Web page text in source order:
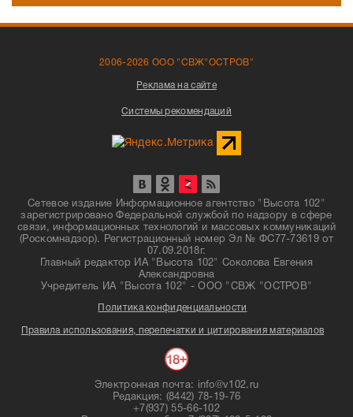
2006-2026 ООО "СВЖ"ОСТРОВ"
Реклама на сайте
Системы рекомендаций
Сетевое издание Информационное агентство "Высота 102"
зарегистрировано Федеральной службой по надзору в сфере
связи, информационных технологий и массовых коммуникаций
(Роскомнадзор). Регистрационный номер Эл № ФС77-73619 от
07.09.2018г.
Главный редактор ИА "Высота 102" Соколова Евгения
Александровна
Учредитель ИА "Высота 102" - ООО "СВЖ "ОСТРОВ"
Политика конфиденциальности
Правила использования, перепечатки и цитирования материалов
Электронная почта: info@v102.ru
Редакция: (8442) 78-19-76
+7(937) 55-66-102